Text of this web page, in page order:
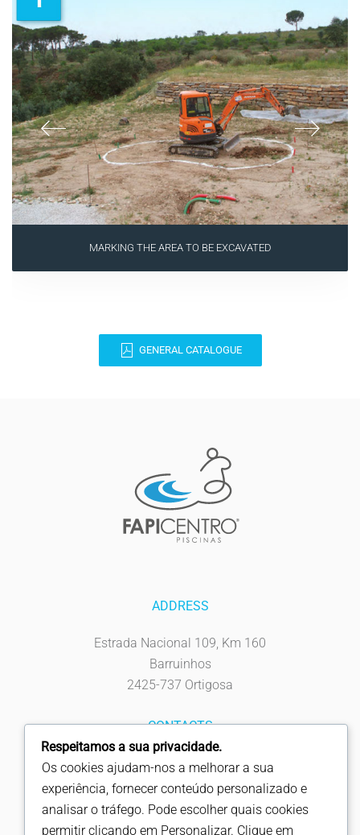
MARKING THE AREA TO BE EXCAVATED
GENERAL CATALOGUE
ADDRESS
Estrada Nacional 109, Km 160
Barruinhos
2425-737 Ortigosa
CONTACTS
Tel: 244 619 930
Fax: 244 619 939
info@fapicentro.pt
Respeitamos a sua privacidade.
Os cookies ajudam-nos a melhorar a sua
experiência, fornecer conteúdo personalizado e
analisar o tráfego. Pode escolher quais cookies
permitir clicando em Personalizar. Clique em